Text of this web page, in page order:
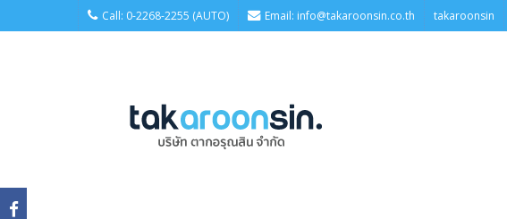
Call: 0-2268-2255 (AUTO) Email: info@takaroonsin.co.th takaroonsin